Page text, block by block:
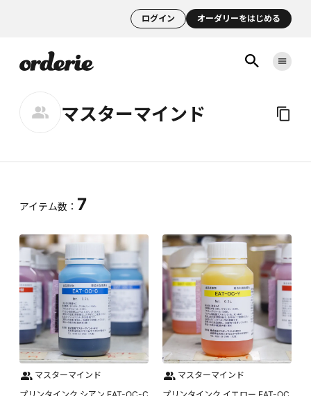
ログイン オーダリーをはじめる
マスターマインド
アイテム数： 7
マスターマインド
マスターマインド